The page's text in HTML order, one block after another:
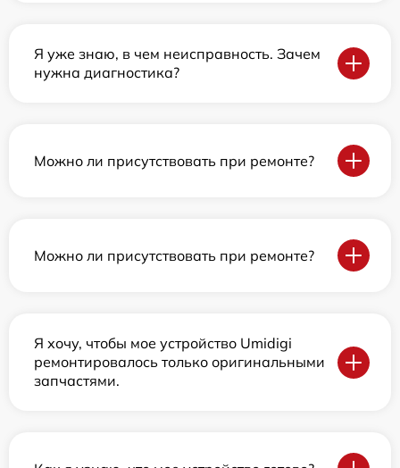
Я уже знаю, в чем неисправность. Зачем
нужна диагностика?
Можно ли присутствовать при ремонте?
Можно ли присутствовать при ремонте?
Я хочу, чтобы мое устройство Umidigi
ремонтировалось только оригинальными
запчастями.